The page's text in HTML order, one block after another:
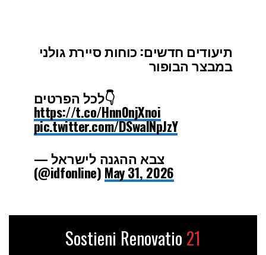
תיעודים חדשים: כוחות סיירת גולני
במבצר הבופור
לכל הפרטים👇
https://t.co/Hnn0njXnoi
pic.twitter.com/DSwaINpJzY
— צבא ההגנה לישראל
(@idfonline) May 31, 2026
Sostieni Renovatio 21